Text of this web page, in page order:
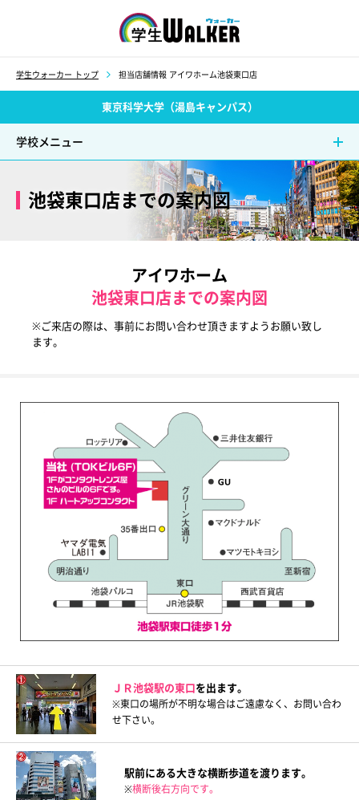
学生ウォーカー トップ 担当店舗情報 アイワホーム池袋東口店
東京科学大学（湯島キャンパス）
学校メニュー
池袋東口店までの案内図
アイワホーム
池袋東口店までの案内図
※ご来店の際は、事前にお問い合わせ頂きますようお願い致し
ます。
ＪＲ池袋駅の東口を出ます。
※東口の場所が不明な場合はご遠慮なく、お問い合わ
せ下さい。
駅前にある大きな横断歩道を渡ります。
※横断後右方向です。